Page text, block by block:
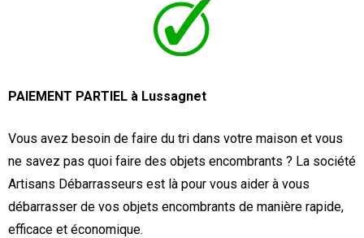
PAIEMENT PARTIEL à Lussagnet
Vous avez besoin de faire du tri dans votre maison et vous
ne savez pas quoi faire des objets encombrants ? La société
Artisans Débarrasseurs est là pour vous aider à vous
débarrasser de vos objets encombrants de manière rapide,
efficace et économique.